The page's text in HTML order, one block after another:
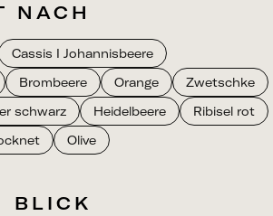
NACH
Cassis I Johannisbeere
Brombeere Orange
Zwetschke
schwarz Heidelbeere
Ribisel rot
Olive
BLICK